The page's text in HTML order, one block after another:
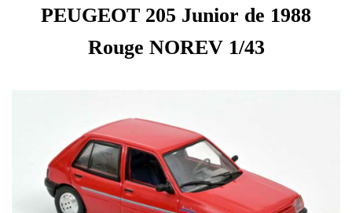
PEUGEOT 205 Junior de 1988
Rouge NOREV 1/43